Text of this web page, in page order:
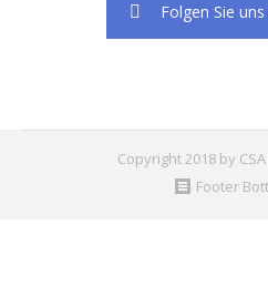
Folgen Sie
Copyright 2018 by
Footer